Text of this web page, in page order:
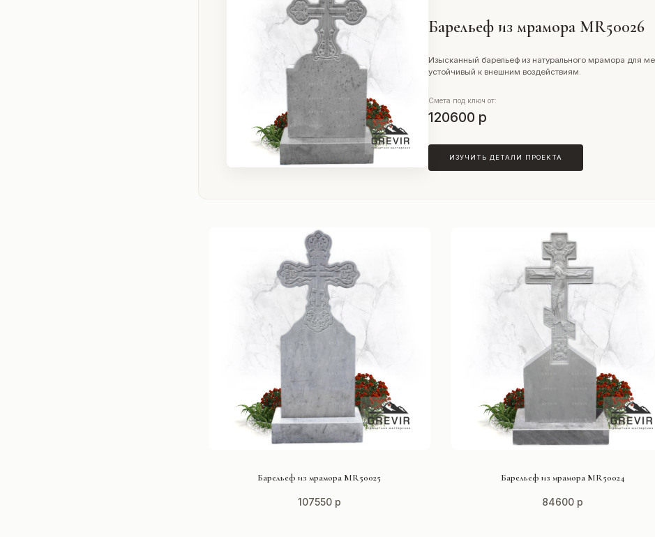
Барельеф из мрамора MR50026
Изысканный барельеф из натурального мрамора для
устойчивый к внешним воздействиям.
Смета под ключ от:
120600 р
ИЗУЧИТЬ ДЕТАЛИ ПРОЕКТА
Барельеф из мрамора MR50025
107550 р
Барельеф из мрамора MR50024
84600 р